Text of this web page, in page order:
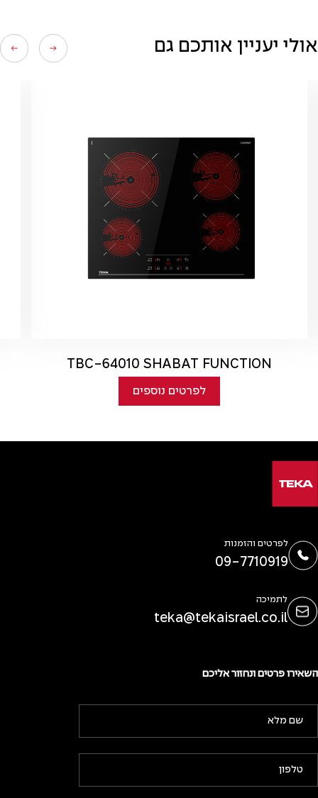
אולי יעניין אותכם גם
TBC-64010 SHABAT FUNCTION
לפרטים נוספים
לפרטים והזמנות
09-7710919
לתמיכה
teka@tekaisrael.co.il
השאירו פרטים ונחזור אליכם